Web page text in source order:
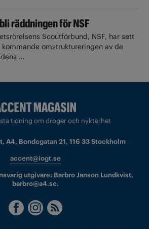
räddningen för NSF
Scoutförbund, NSF, har sett
omstruktureringen av de
…
tidning om droger och nykterhet
A4, Bondegatan 21, 116 33 Stockholm
accent@iogt.se
utgivare: Barbro Janson Lundkvist,
barbro@a4.se.